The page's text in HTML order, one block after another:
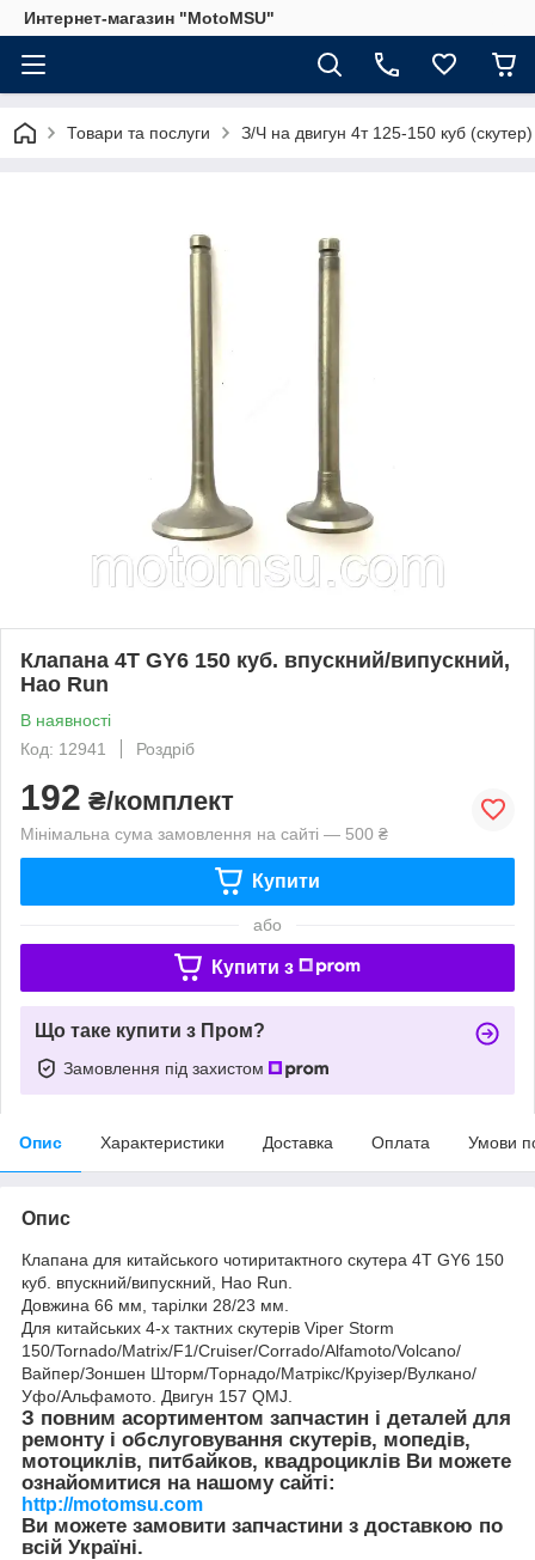
Интернет-магазин "MotoMSU"
Товари та послуги З/Ч на двигун 4т 125-150 куб (скутер)
Клапана 4T GY6 150 куб. впускний/випускний,
Hao Run
В наявності
Код: 12941
Роздріб
192 ₴/комплект
Мінімальна сума замовлення на сайті — 500 ₴
Купити
або
Купити з
Що таке купити з Пром?
Замовлення під захистом
Опис Характеристики Доставка Оплата Умови
Опис
Клапана для китайського чотиритактного скутера 4T GY6 150
куб. впускний/випускний, Hao Run.
Довжина 66 мм, тарілки 28/23 мм.
Для китайських 4-х тактних скутерів Viper Storm
150/Tornado/Matrix/F1/Cruiser/Corrado/Alfamoto/Volcano/
Вайпер/Зоншен Шторм/Торнадо/Матрікс/Круізер/Вулкано/
Уфо/Альфамото. Двигун 157 QMJ.
З повним асортиментом запчастин і деталей для
ремонту і обслуговування скутерів, мопедів,
мотоциклів, питбайков, квадроциклів Ви можете
ознайомитися на нашому сайті:
http://motomsu.com
Ви можете замовити запчастини з доставкою по
всій Україні.